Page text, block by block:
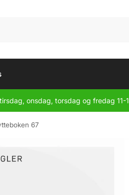
onsdag, torsdag og fredag
67